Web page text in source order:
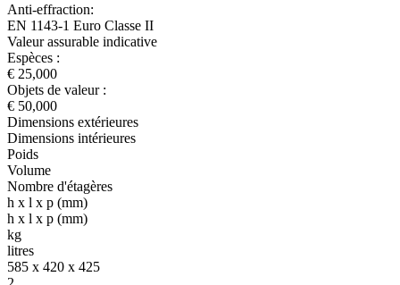
Anti-effraction:
EN 1143-1 Euro Classe II
Valeur assurable indicative
Espèces :
€ 25,000
Objets de valeur :
€ 50,000
Dimensions extérieures
Dimensions intérieures
Poids
Volume
Nombre d'étagères
h x l x p (mm)
h x l x p (mm)
kg
litres
585 x 420 x 425